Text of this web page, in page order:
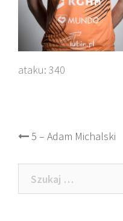
ataku: 340
Post
navigation
5 – Adam Michalski
Szukaj: